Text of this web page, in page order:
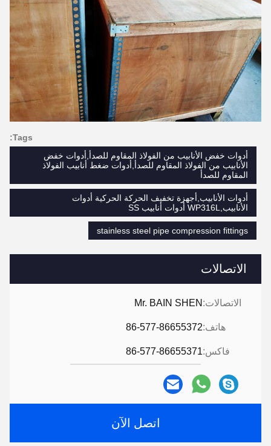
الاتصالات
الاتصالات: Mr. BAIN SHEN
هاتف:86-577-86655372
فاكس:86-577-86655371
اتصل الآن
Tags:
أدوات خفض الأنابيب من الفولاذ المقاوم للصدأ,أدوات خفض
الأنابيب من الفولاذ المقاوم للصدأ,أدوات ضغط أنابيب الفولاذ
المقاوم للصدأ
أدوات الأنابيب,أجهزة تخفيف الحركة الحركية أدوات
الأنابيب,WP316L أدوات أنابيب SS
stainless steel pipe compression fittings